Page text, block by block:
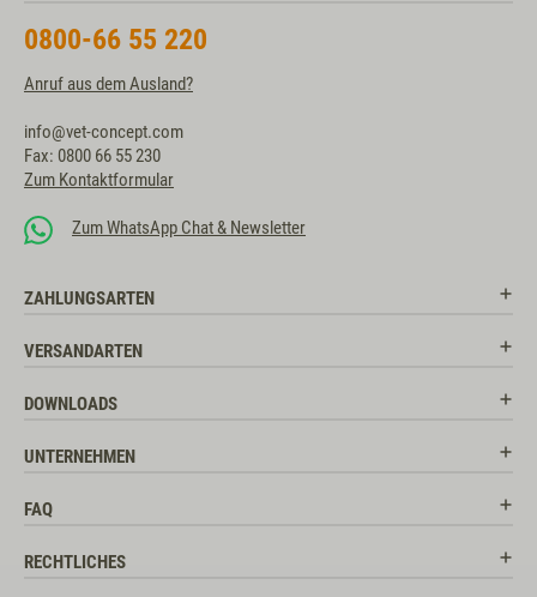
0800-66 55 220
Anruf aus dem Ausland?
info@vet-concept.com
Fax: 0800 66 55 230
Zum Kontaktformular
Zum WhatsApp Chat & Newsletter
ZAHLUNGSARTEN
VERSANDARTEN
DOWNLOADS
UNTERNEHMEN
FAQ
RECHTLICHES